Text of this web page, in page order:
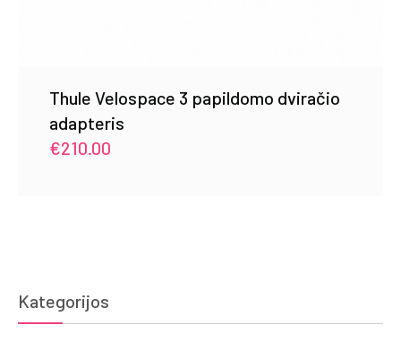
Thule Velospace 3 papildomo dviračio
adapteris
€210.00
Kategorijos